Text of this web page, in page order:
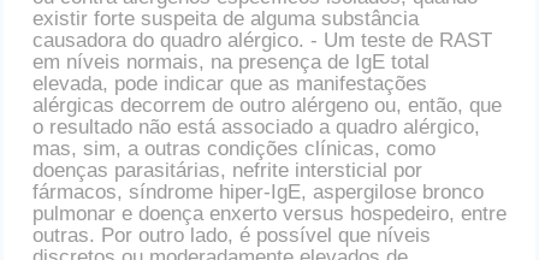
existir forte suspeita de alguma substância
causadora do quadro alérgico. - Um teste de RAST
em níveis normais, na presença de IgE total
elevada, pode indicar que as manifestações
alérgicas decorrem de outro alérgeno ou, então, que
o resultado não está associado a quadro alérgico,
mas, sim, a outras condições clínicas, como
doenças parasitárias, nefrite intersticial por
fármacos, síndrome hiper-IgE, aspergilose bronco
pulmonar e doença enxerto versus hospedeiro, entre
outras. Por outro lado, é possível que níveis